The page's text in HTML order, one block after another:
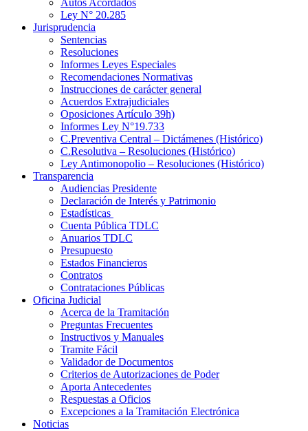
Autos Acordados
Ley N° 20.285
Jurisprudencia
Sentencias
Resoluciones
Informes Leyes Especiales
Recomendaciones Normativas
Instrucciones de carácter general
Acuerdos Extrajudiciales
Oposiciones Artículo 39h)
Informes Ley N°19.733
C.Preventiva Central – Dictámenes (Histórico)
C.Resolutiva – Resoluciones (Histórico)
Ley Antimonopolio – Resoluciones (Histórico)
Transparencia
Audiencias Presidente
Declaración de Interés y Patrimonio
Estadísticas
Cuenta Pública TDLC
Anuarios TDLC
Presupuesto
Estados Financieros
Contratos
Contrataciones Públicas
Oficina Judicial
Acerca de la Tramitación
Preguntas Frecuentes
Instructivos y Manuales
Tramite Fácil
Validador de Documentos
Criterios de Autorizaciones de Poder
Aporta Antecedentes
Respuestas a Oficios
Excepciones a la Tramitación Electrónica
Noticias